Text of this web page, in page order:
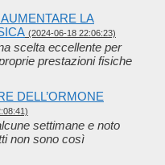
LA
(2024-06-18 22:06:23)
scelta eccellente per
prestazioni fisiche
DELL’ORMONE
settimane e noto
non sono così